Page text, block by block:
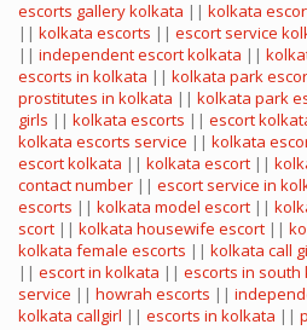
escorts gallery kolkata || kolkata
|| kolkata escorts || escort service
|| independent escort kolkata ||
escorts in kolkata || kolkata park
prostitutes in kolkata || kolkata park
girls || kolkata escorts || escort
kolkata escorts service || kolkata
escort kolkata || kolkata escort ||
contact number || escort service in
escorts || kolkata model escort ||
scort || kolkata housewife escort ||
kolkata female escorts || kolkata call
|| escort in kolkata || escorts in south
service || howrah escorts ||
kolkata callgirl || escorts in kolkata ||